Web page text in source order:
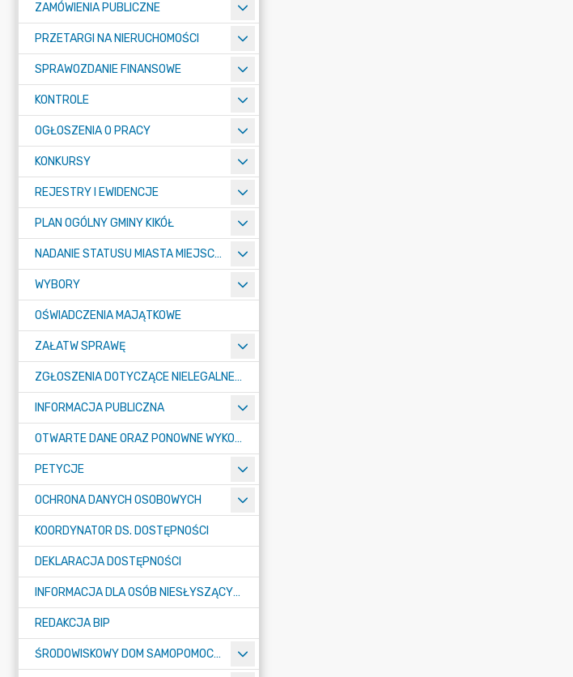
ZAMÓWIENIA PUBLICZNE
PRZETARGI NA NIERUCHOMOŚCI
SPRAWOZDANIE FINANSOWE
KONTROLE
OGŁOSZENIA O PRACY
KONKURSY
REJESTRY I EWIDENCJE
PLAN OGÓLNY GMINY KIKÓŁ
NADANIE STATUSU MIASTA MIEJSCOWOŚCI KIKÓŁ
WYBORY
OŚWIADCZENIA MAJĄTKOWE
ZAŁATW SPRAWĘ
ZGŁOSZENIA DOTYCZĄCE NIELEGALNEGO SPALANIA ODPADÓW
INFORMACJA PUBLICZNA
OTWARTE DANE ORAZ PONOWNE WYKORZYSTANIE INFORMACJI SEKTORA PUBLICZNEGO
PETYCJE
OCHRONA DANYCH OSOBOWYCH
KOORDYNATOR DS. DOSTĘPNOŚCI
DEKLARACJA DOSTĘPNOŚCI
INFORMACJA DLA OSÓB NIESŁYSZĄCYCH
REDAKCJA BIP
ŚRODOWISKOWY DOM SAMOPOMOCY "KONICZYNKA" W SUMINIE